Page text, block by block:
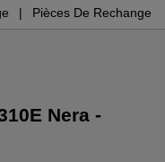
Pièces De Rechange
Nera -